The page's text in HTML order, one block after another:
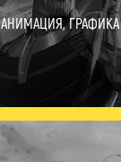
АНИМАЦИЯ, ГРАФИКА